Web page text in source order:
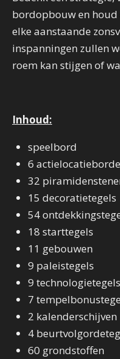
bordopbouw en houd
elke aanstaande
inspanningen zullen
roem kan stijgen of
Inhoud:
speelbord
6
32
15 decoratietegels
54
18 starttegels
11 gebouwen
9 paleistegels
9 technologietegels
7
2 kalenderschijven
4
60 grondstoffen